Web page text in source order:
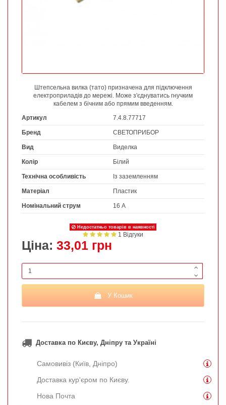
Штепсельна вилка (тато) призначена для підключення
електроприладів до мережі. Може з'єднуватись гнучким
кабелем з бічним або прямим введенням.
Артикул
7.4.8.77717
Бренд СВЕТОПРИБОР
Вид Виделка
Колір Білий
Технічна особливість Із заземленням
Матеріал Пластик
Номінальний струм 16 А
Недостатньо товарів в наявності
1 Відгуки
Ціна: 33,01 грн
У Кошик
Доставка по Києву, Дніпру та Україні
Самовивіз (Київ, Дніпро)
Доставка кур'єром по Києву.
Нова Почта